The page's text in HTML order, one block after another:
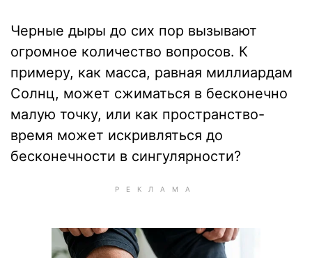
Черные дыры до сих пор вызывают
огромное количество вопросов. К
примеру, как масса, равная миллиардам
Солнц, может сжиматься в бесконечно
малую точку, или как пространство-
время может искривляться до
бесконечности в сингулярности?